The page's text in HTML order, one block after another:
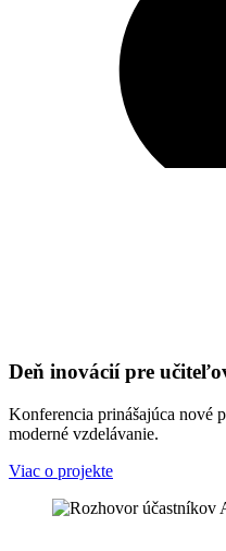
Deň inovácií pre
Konferencia prinášajúca nové
moderné vzdelávanie.
Viac o projekte